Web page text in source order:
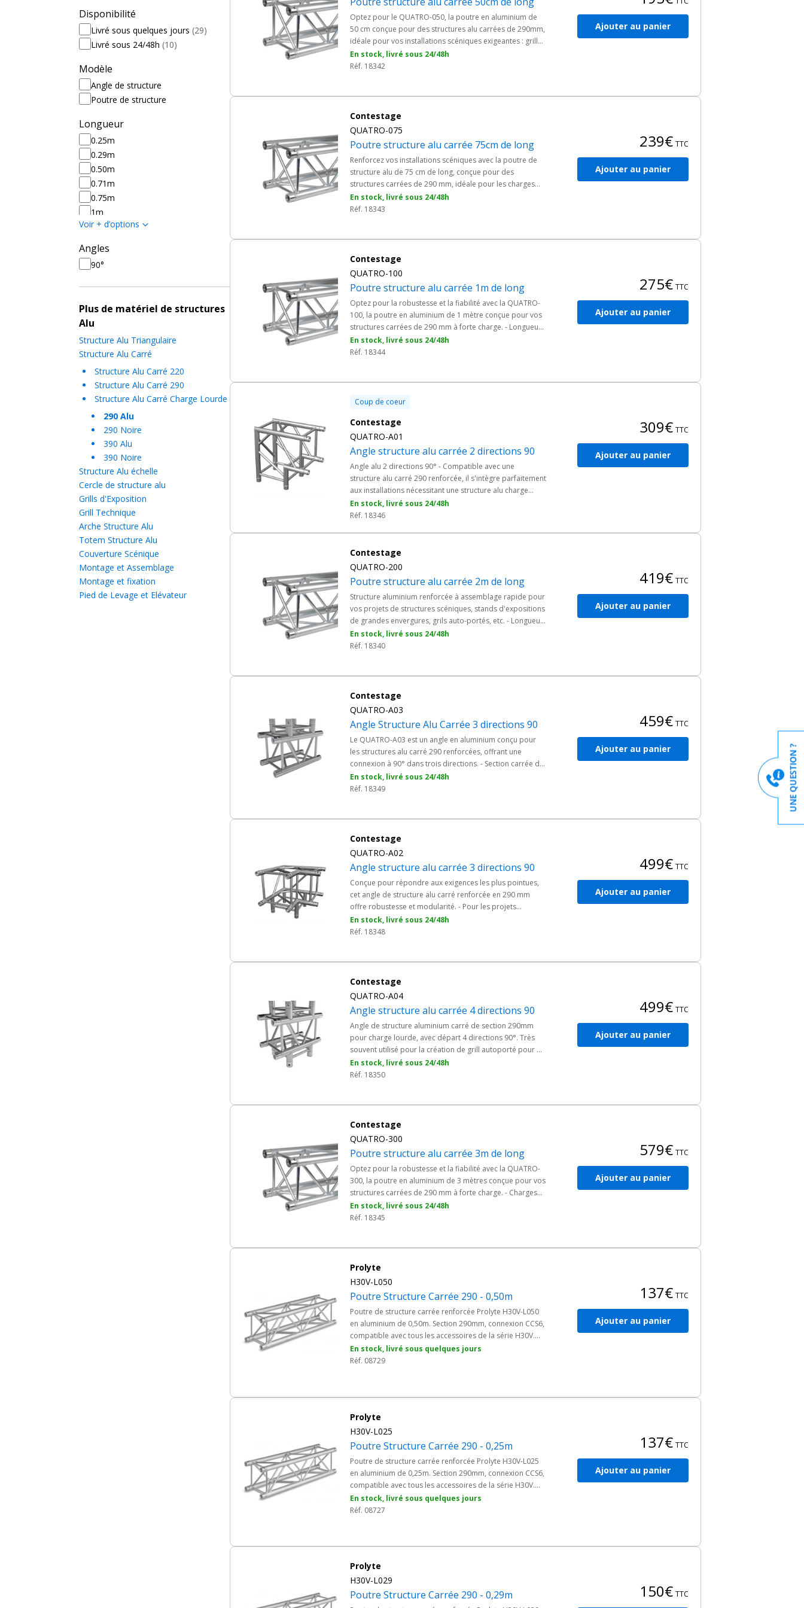
Disponibilité
Livré sous quelques jours (29)
Livré sous 24/48h (10)
Modèle
Angle de structure
Poutre de structure
Longueur
0.25m
0.29m
0.50m
0.71m
0.75m
1m
1m50
2m50
3m
3m50
4m50
5m
Voir + d’options
Angles
90°
Plus de matériel de structures
Alu
Structure Alu Triangulaire
Structure Alu Carré
Structure Alu Carré 220
Structure Alu Carré 290
Structure Alu Carré Charge Lourde
290 Alu
290 Noire
390 Alu
390 Noire
Structure Alu échelle
Cercle de structure alu
Grills d'Exposition
Grill Technique
Arche Structure Alu
Totem Structure Alu
Couverture Scénique
Montage et Assemblage
Montage et fixation
Pied de Levage et Elévateur
Optez pour le QUATRO-050, la poutre en aluminium de
50 cm conçue pour des structures alu carrées de 290mm,
idéale pour vos installations scéniques exigeantes : grills,
cercle de structure alu, stand d'exposition, etc. - Longueur
: 50cm - Section 290mm - Structure alu carrée
En stock, livré sous 24/48h
Réf. 18342
Ajouter au panier
Contestage
QUATRO-075
Poutre structure alu carrée 75cm de long
Renforcez vos installations scéniques avec la poutre de
structure alu de 75 cm de long, conçue pour des
structures carrées de 290 mm, idéale pour les charges
lourdes. - Charges lourdes - Longueur : 75cm - Section
290mm
En stock, livré sous 24/48h
Réf. 18343
239€ TTC
Ajouter au panier
Contestage
QUATRO-100
Poutre structure alu carrée 1m de long
Optez pour la robustesse et la fiabilité avec la QUATRO-
100, la poutre en aluminium de 1 mètre conçue pour vos
structures carrées de 290 mm à forte charge. - Longueur
de 100 cm avec une section carrée de 290 mm. - Système
par manchon à goupille conique et clavette pour une
En stock, livré sous 24/48h
Réf. 18344
275€ TTC
Ajouter au panier
Coup de coeur
Contestage
QUATRO-A01
Angle structure alu carrée 2 directions 90
Angle alu 2 directions 90° - Compatible avec une
structure alu carré 290 renforcée, il s'intègre parfaitement
aux installations nécessitant une structure alu charge
lourde carré 290. - Type de connexion : angle 2 directions
- Angle : 90° - Compatibilité : structure carrée charge
En stock, livré sous 24/48h
Réf. 18346
309€ TTC
Ajouter au panier
Contestage
QUATRO-200
Poutre structure alu carrée 2m de long
Structure aluminium renforcée à assemblage rapide pour
vos projets de structures scéniques, stands d'expositions
de grandes envergures, grils auto-portés, etc. - Longueur
de la poutre alu 2 mètres
En stock, livré sous 24/48h
Réf. 18340
419€ TTC
Ajouter au panier
Contestage
QUATRO-A03
Angle Structure Alu Carrée 3 directions 90
Le QUATRO-A03 est un angle en aluminium conçu pour
les structures alu carré 290 renforcées, offrant une
connexion à 90° dans trois directions. - Section carrée de
290 mm (entraxe 240 mm entre chaque tube) - Angle : 90°
avec 3 directions - Assemblage : Manchon à goupille
En stock, livré sous 24/48h
Réf. 18349
459€ TTC
Ajouter au panier
Contestage
QUATRO-A02
Angle structure alu carrée 3 directions 90
Conçue pour répondre aux exigences les plus pointues,
cet angle de structure alu carré renforcée en 290 mm
offre robustesse et modularité. - Pour les projets
événementiels, scéniques ou d'exposition. - 3 directions
avec angle de 90°.
En stock, livré sous 24/48h
Réf. 18348
499€ TTC
Ajouter au panier
Contestage
QUATRO-A04
Angle structure alu carrée 4 directions 90
Angle de structure aluminium carré de section 290mm
pour charge lourde, avec départ 4 directions 90°. Très
souvent utilisé pour la création de grill autoporté pour du
stand d'exposition. - Angle : 90° avec 4 directions -
Assemblage : manchon à goupille conique et clavette -
En stock, livré sous 24/48h
Réf. 18350
499€ TTC
Ajouter au panier
Contestage
QUATRO-300
Poutre structure alu carrée 3m de long
Optez pour la robustesse et la fiabilité avec la QUATRO-
300, la poutre en aluminium de 3 mètres conçue pour vos
structures carrées de 290 mm à forte charge. - Charges
lourdes - Longueur : 3m - Section 290mm - Livrée avec un
kit de jonction pour faciliter l'installation
En stock, livré sous 24/48h
Réf. 18345
579€ TTC
Ajouter au panier
Prolyte
H30V-L050
Poutre Structure Carrée 290 - 0,50m
Poutre de structure carrée renforcée Prolyte H30V-L050
en aluminium de 0,50m. Section 290mm, connexion CCS6,
compatible avec tous les accessoires de la série H30V.
Module court polyvalent, idéal comme élément
intermédiaire dans les configurations de grills renforcés
En stock, livré sous quelques jours
Réf. 08729
137€ TTC
Ajouter au panier
Prolyte
H30V-L025
Poutre Structure Carrée 290 - 0,25m
Poutre de structure carrée renforcée Prolyte H30V-L025
en aluminium de 0,25m. Section 290mm, connexion CCS6,
compatible avec tous les accessoires de la série H30V.
Idéale pour les ajustements de précision dans les
montages scéniques complexes où une longueur
En stock, livré sous quelques jours
Réf. 08727
137€ TTC
Ajouter au panier
Prolyte
H30V-L029
Poutre Structure Carrée 290 - 0,29m 150€ TTC